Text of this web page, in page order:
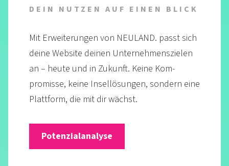
DEIN NUTZEN AUF EINEN BLICK
Mit Erweiterungen von NEULAND. passt sich
deine Website deinen Unter­nehmens­zielen
an – heute und in Zukunft. Keine Kom­
promisse, keine Insel­lösungen, sondern eine
Platt­form, die mit dir wächst.
Potenzialanalyse